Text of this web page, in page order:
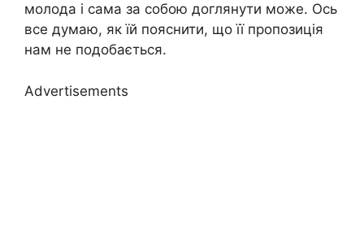
молода і сама за собою доглянути може. Ось
все думаю, як їй пояснити, що її пропозиція
нам не подобається.
Advertisements